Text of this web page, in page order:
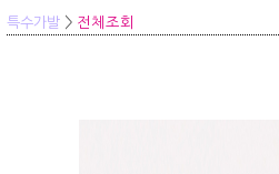
특수가발 > 전체조회